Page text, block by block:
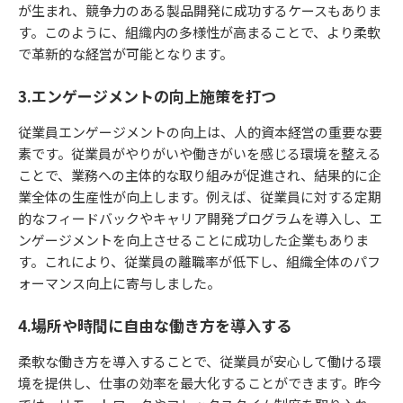
が生まれ、競争力のある製品開発に成功するケースもありま
す。このように、組織内の多様性が高まることで、より柔軟
で革新的な経営が可能となります。
3.エンゲージメントの向上施策を打つ
従業員エンゲージメントの向上は、人的資本経営の重要な要
素です。従業員がやりがいや働きがいを感じる環境を整える
ことで、業務への主体的な取り組みが促進され、結果的に企
業全体の生産性が向上します。例えば、従業員に対する定期
的なフィードバックやキャリア開発プログラムを導入し、エ
ンゲージメントを向上させることに成功した企業もありま
す。これにより、従業員の離職率が低下し、組織全体のパフ
ォーマンス向上に寄与しました。
4.場所や時間に自由な働き方を導入する
柔軟な働き方を導入することで、従業員が安心して働ける環
境を提供し、仕事の効率を最大化することができます。昨今